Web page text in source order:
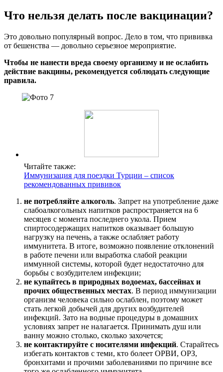
Что нельзя делать после вакцинации?
Это довольно популярный вопрос. Дело в том, что прививка
от бешенства — довольно серьезное мероприятие.
Чтобы не нанести вреда своему организму и не ослабить
действие вакцины, рекомендуется соблюдать следующие
правила.
Читайте также:
Иммунизация для поездки Турции – список
рекомендованных прививок
не потребляйте алкоголь. Запрет на употребление даже
слабоалкогольных напитков распространяется на 6
месяцев с момента последнего укола. Прием
спиртосодержащих напитков оказывает большую
нагрузку на печень, а также ослабляет работу
иммунитета. В итоге, возможно появление отклонений
в работе печени или выработка слабой реакции
иммунной системы, которой будет недостаточно для
борьбы с возбудителем инфекции;
не купайтесь в природных водоемах, бассейнах и
прочих общественных местах. В период иммунизации
организм человека сильно ослаблен, поэтому может
стать легкой добычей для других возбудителей
инфекций. Зато на водные процедуры в домашних
условиях запрет не налагается. Принимать душ или
ванну можно столько, сколько захочется;
не контактируйте с носителями инфекций. Старайтесь
избегать контактов с теми, кто болеет ОРВИ, ОРЗ,
бронхитами и прочими заболеваниями по причине все